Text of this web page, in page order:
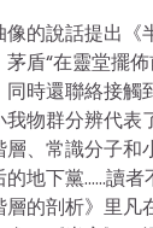
的說話提出《
盾“在靈堂擺
時還聯絡接觸
物群分辨代表
、常識分子和
地下黨……讀者
的剖析》里凡